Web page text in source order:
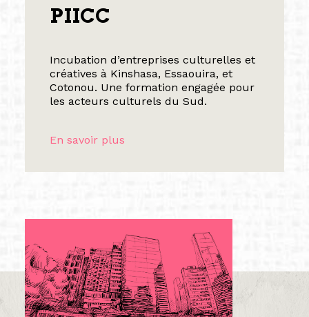
PIICC
Incubation d’entreprises culturelles et
créatives à Kinshasa, Essaouira, et
Cotonou. Une formation engagée pour
les acteurs culturels du Sud.
En savoir plus